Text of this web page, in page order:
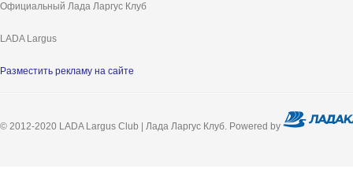
Официальный Лада Ларгус Клуб
LADA Largus
Разместить рекламу на сайте
© 2012-2020 LADA Largus Club | Лада Ларгус Клуб. Powered by